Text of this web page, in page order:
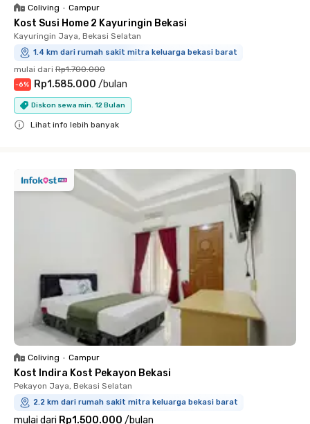
Coliving • Campur
Kost Susi Home 2 Kayuringin Bekasi
Kayuringin Jaya, Bekasi Selatan
1.4 km dari rumah sakit mitra keluarga bekasi barat
mulai dari Rp1.700.000
-6% Rp1.585.000 /bulan
Diskon sewa min. 12 Bulan
Lihat info lebih banyak
Coliving • Campur
Kost Indira Kost Pekayon Bekasi
Pekayon Jaya, Bekasi Selatan
2.2 km dari rumah sakit mitra keluarga bekasi barat
mulai dari Rp1.500.000 /bulan